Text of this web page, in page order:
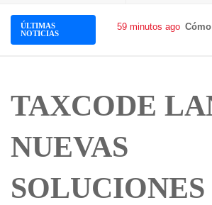
ÚLTIMAS
NOTICIAS
59 minutos ago
TAXCODE
NUEVAS
SOLUCIONES